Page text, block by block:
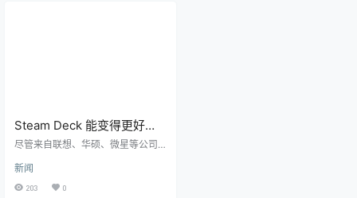
Steam Deck 能变得更好
吗？Nvidia 扩展的 GeForce
尽管来自联想、华硕、微星等公司
k 已成为市场上最好的 PC 游戏掌上
电脑之一，但一次又一次地广为人
新闻
203 0